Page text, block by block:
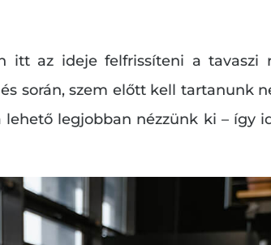
itt az ideje felfrissíteni a tavaszi
során, szem előtt kell tartanunk
legjobban nézzünk ki – így